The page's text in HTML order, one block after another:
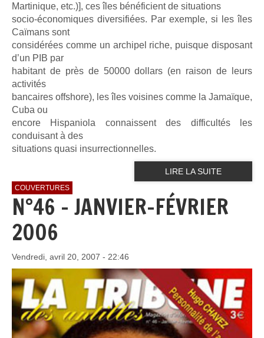
Martinique, etc.)], ces îles bénéficient de situations
socio-économiques diversifiées. Par exemple, si les îles
Caïmans sont
considérées comme un archipel riche, puisque disposant
d’un PIB par
habitant de près de 50000 dollars (en raison de leurs
activités
bancaires offshore), les îles voisines comme la Jamaïque,
Cuba ou
encore Hispaniola connaissent des difficultés les
conduisant à des
situations quasi insurrectionnelles.
LIRE LA SUITE
COUVERTURES
N°46 - JANVIER-FÉVRIER
2006
Vendredi, avril 20, 2007 - 22:46